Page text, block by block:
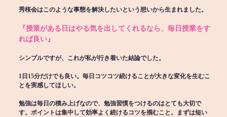
秀桜会はこのような事態を解決したいという想いから生まれました。
『授業がある日はやる気を出してくれるなら、毎日授業をす
れば良い』
シンプルですが、これが私が行き着いた結論でした。
1日15分だけでも良い。毎日コツコツ続けることが大きな変化を生むこ
とを実感してほしい。
勉強は毎日の積み上げなので、勉強習慣をつけるのはとても大切で
す。ポイントは集中して効率よく続けるコツを掴むこと。まずは短い